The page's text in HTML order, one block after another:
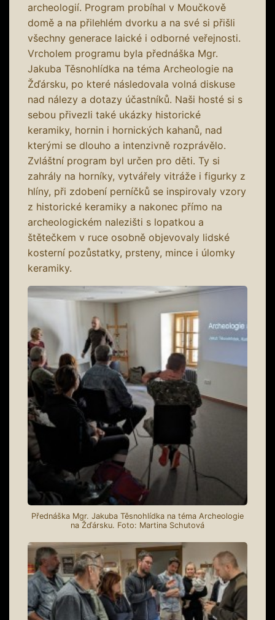
archeologií. Program probíhal v Moučkově
domě a na přilehlém dvorku a na své si přišli
všechny generace laické i odborné veřejnosti.
Vrcholem programu byla přednáška Mgr.
Jakuba Těsnohlídka na téma Archeologie na
Žďársku, po které následovala volná diskuse
nad nálezy a dotazy účastníků. Naši hosté si s
sebou přivezli také ukázky historické
keramiky, hornin i hornických kahanů, nad
kterými se dlouho a intenzivně rozprávělo.
Zvláštní program byl určen pro děti. Ty si
zahrály na horníky, vytvářely vitráže i figurky z
hlíny, při zdobení perníčků se inspirovaly vzory
z historické keramiky a nakonec přímo na
archeologickém nalezišti s lopatkou a
štětečkem v ruce osobně objevovaly lidské
kosterní pozůstatky, prsteny, mince i úlomky
keramiky.
Přednáška Mgr. Jakuba Těsnohlídka na téma Archeologie
na Žďársku. Foto: Martina Schutová